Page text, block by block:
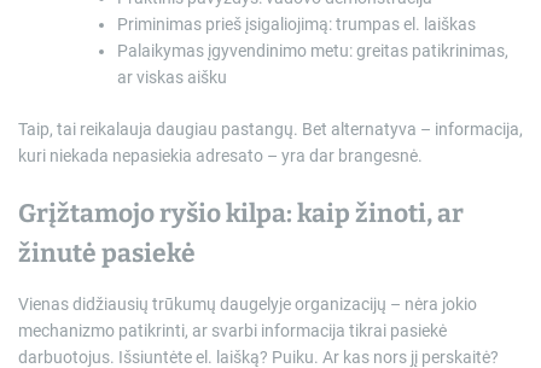
Priminimas prieš įsigaliojimą: trumpas el. laiškas
Palaikymas įgyvendinimo metu: greitas patikrinimas,
ar viskas aišku
Taip, tai reikalauja daugiau pastangų. Bet alternatyva – informacija,
kuri niekada nepasiekia adresato – yra dar brangesnė.
Grįžtamojo ryšio kilpa: kaip žinoti, ar
žinutė pasiekė
Vienas didžiausių trūkumų daugelyje organizacijų – nėra jokio
mechanizmo patikrinti, ar svarbi informacija tikrai pasiekė
darbuotojus. Išsiuntėte el. laišką? Puiku. Ar kas nors jį perskaitė?